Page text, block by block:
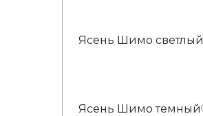
Ясень Шимо светлый
Ясень Шимо темный